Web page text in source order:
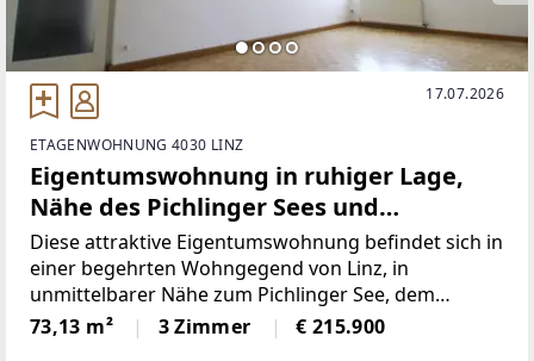
17.07.2026
ETAGENWOHNUNG 4030 LINZ
Eigentumswohnung in ruhiger Lage,
Nähe des Pichlinger Sees und
Schiltenbergwald
Diese attraktive Eigentumswohnung befindet sich in
einer begehrten Wohngegend von Linz, in
unmittelbarer Nähe zum Pichlinger See, dem
Schiltenbergwald sowie dem Stadtteil Ebelsberg.Die
Wohnung überzeugt durch ihre durchdachte
73,13 m² 3 Zimmer € 215.900